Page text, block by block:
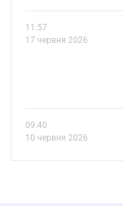
11.57
17 червня 2026
09.40
10 червня 2026